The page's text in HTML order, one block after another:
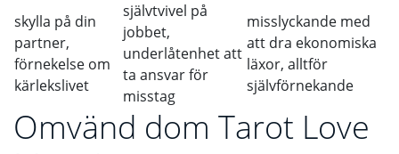
skylla på din
partner,
förnekelse om
kärlekslivet
självtvivel på
jobbet,
underlåtenhet att
ta ansvar för
misstag
misslyckande med
att dra ekonomiska
läxor, alltför
självförnekande
Omvänd dom Tarot Love